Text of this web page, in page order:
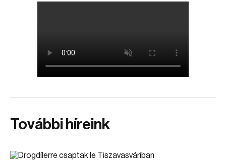
További híreink